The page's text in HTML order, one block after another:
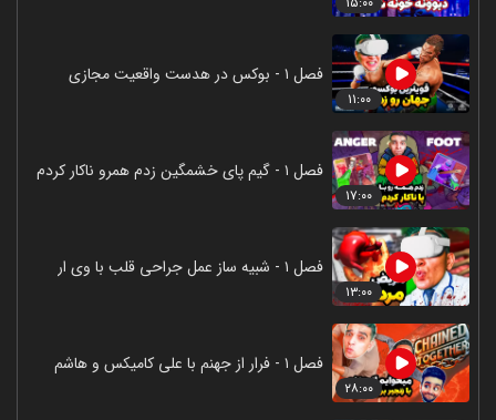
۱۱:۰۰
فصل ۱ - بوکس در هدست واقعیت مجازی
۱۷:۰۰
فصل ۱ - گیم پای خشمگین زدم همرو ناکار کردم
۱۳:۰۰
فصل ۱ - شبیه ساز عمل جراحی قلب با وی ار
۲۸:۰۰
فصل ۱ - فرار از جهنم با علی کامیکس و هاشم